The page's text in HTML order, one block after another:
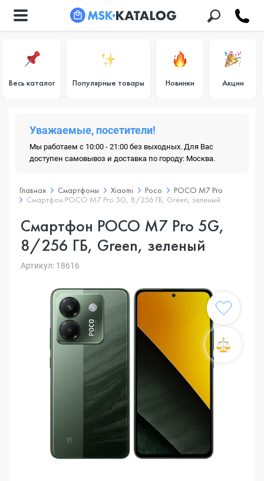
Весь каталог Популярные товары Новинки Акции
Уважаемые, посетители!
Мы работаем с 10:00 - 21:00 без выходных. Для Вас
доступен самовывоз и доставка по городу: Москва.
Главная Смартфоны Xiaomi Poco
POCO M7 Pro
Смартфон POCO M7 Pro 5G, 8/256 ГБ, Green, зеленый
Смартфон POCO M7 Pro 5G,
8/256 ГБ, Green, зеленый
Артикул: 18616